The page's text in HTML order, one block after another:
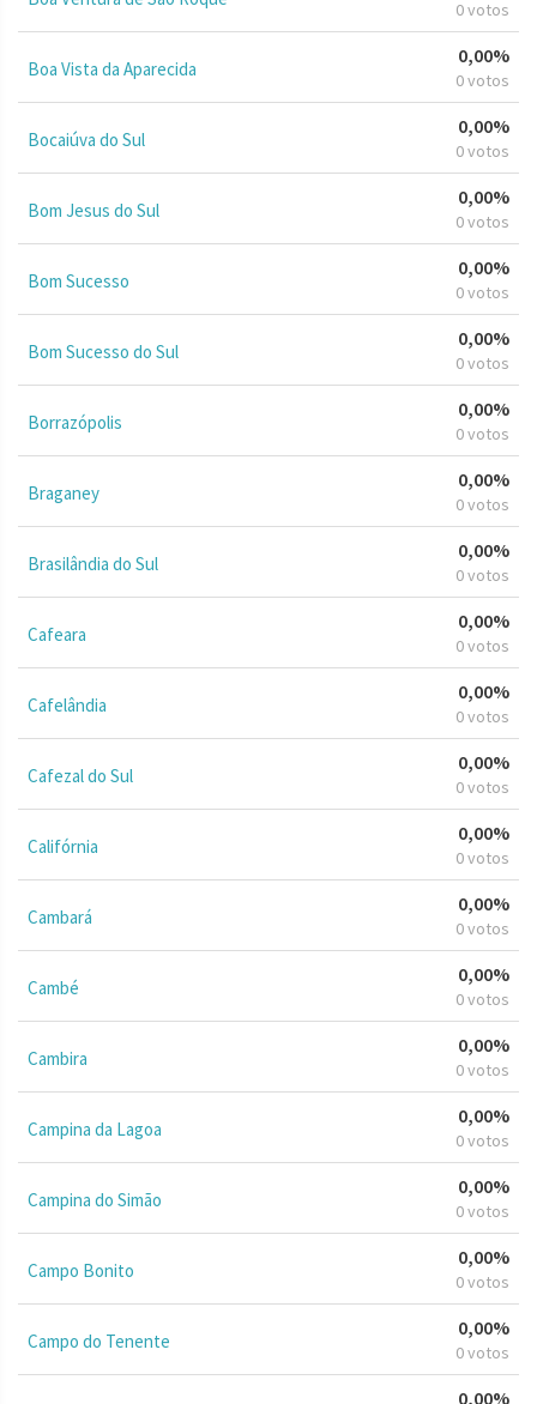
0 votos
Boa Vista da Aparecida
0,00%
0 votos
Bocaiúva do Sul
0,00%
0 votos
Bom Jesus do Sul
0,00%
0 votos
Bom Sucesso
0,00%
0 votos
Bom Sucesso do Sul
0,00%
0 votos
Borrazópolis
0,00%
0 votos
Braganey
0,00%
0 votos
Brasilândia do Sul
0,00%
0 votos
Cafeara
0,00%
0 votos
Cafelândia
0,00%
0 votos
Cafezal do Sul
0,00%
0 votos
Califórnia
0,00%
0 votos
Cambará
0,00%
0 votos
Cambé
0,00%
0 votos
Cambira
0,00%
0 votos
Campina da Lagoa
0,00%
0 votos
Campina do Simão
0,00%
0 votos
Campo Bonito
0,00%
0 votos
Campo do Tenente
0,00%
0 votos
0,00%